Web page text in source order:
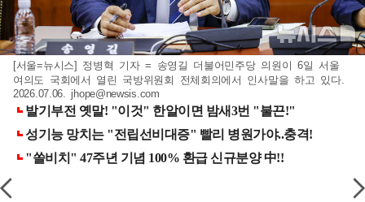
[서울=뉴시스] 정병혁 기자 = 송영길 더불어민주당 의원이 6일 서울
여의도 국회에서 열린 국방위원회 전체회의에서 인사말을 하고 있다.
2026.07.06. jhope@newsis.com